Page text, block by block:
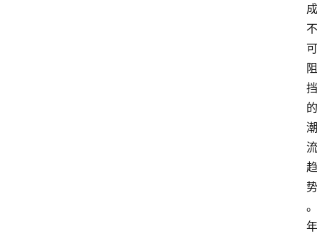
成
不
可
阻
挡
的
潮
流
趋
势
。
年